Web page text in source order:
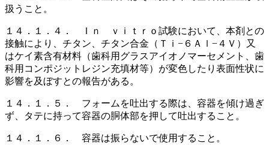
扱うこと。
１４．１．４． Ｉｎ ｖｉｔｒｏ試験において、本剤との
接触により、チタン、チタン合金（Ｔｉ−６Ａｌ−４Ｖ）又
はケイ素含有材料（歯科用グラスアイオノマーセメント、歯
科用コンポジットレジン充填材等）が変色したり表面性状に
影響を及ぼすとの報告がある。
１４．１．５． フォームを吐出する際は、容器を傾け過ぎ
ず、タテに持って容器の胴体部を押して吐出すること。
１４．１．６． 容器は振らないで使用すること。